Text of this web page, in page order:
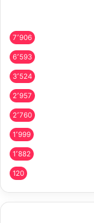
7٬906
6٬593
3٬524
2٬957
2٬760
1٬999
1٬882
120